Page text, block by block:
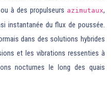
à des propulseurs azimutaux,
instantanée du flux de poussée.
dans des solutions hybrides
et les vibrations ressenties à
nocturnes le long des quais